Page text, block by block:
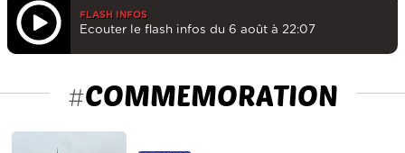
FLASH INFOS
Ecouter le flash infos du 6 août à 22:07
#COMMEMORATION